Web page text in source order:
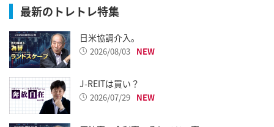
最新のトレトレ特集
日米協調介入。
2026/08/03
J-REITは買い？
2026/07/29